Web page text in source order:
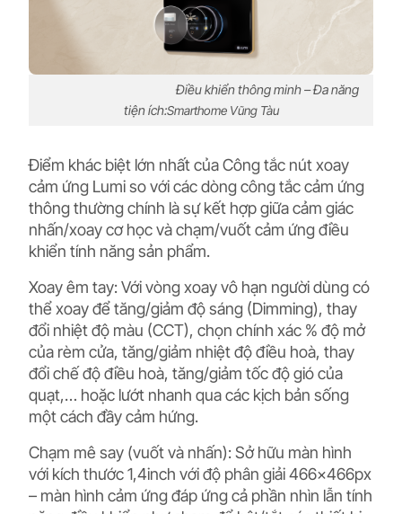
Điều khiển thông minh – Đa năng
tiện ích:Smarthome Vũng Tàu
Điểm khác biệt lớn nhất của Công tắc nút xoay
cảm ứng Lumi so với các dòng công tắc cảm ứng
thông thường chính là sự kết hợp giữa cảm giác
nhấn/xoay cơ học và chạm/vuốt cảm ứng điều
khiển tính năng sản phẩm.
Xoay êm tay:Với vòng xoay vô hạn người dùng có
thể xoay để tăng/giảm độ sáng (Dimming), thay
đổi nhiệt độ màu (CCT), chọn chính xác % độ mở
của rèm cửa, tăng/giảm nhiệt độ điều hoà, thay
đổi chế độ điều hoà, tăng/giảm tốc độ gió của
quạt,… hoặc lướt nhanh qua các kịch bản sống
một cách đầy cảm hứng.
Chạm mê say (vuốt và nhấn):Sở hữu màn hình
với kích thước 1,4inch với độ phân giải 466x466px
– màn hình cảm ứng đáp ứng cả phần nhìn lẫn tính